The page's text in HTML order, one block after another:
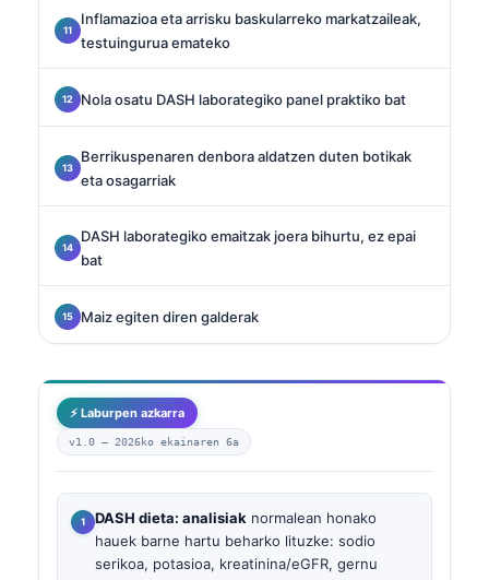
Inflamazioa eta arrisku baskularreko markatzaileak,
testuingurua emateko
Nola osatu DASH laborategiko panel praktiko bat
Berrikuspenaren denbora aldatzen duten botikak
eta osagarriak
DASH laborategiko emaitzak joera bihurtu, ez epai
bat
Maiz egiten diren galderak
⚡ Laburpen azkarra
v1.0 — 2026ko ekainaren 6a
DASH dieta: analisiak normalean honako
hauek barne hartu beharko lituzke: sodio
serikoa, potasioa, kreatinina/eGFR, gernu